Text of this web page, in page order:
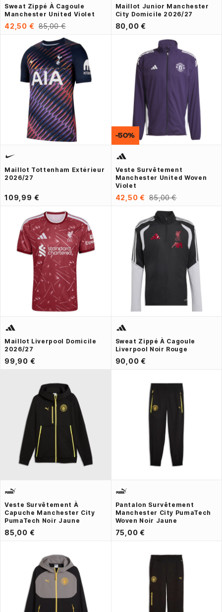
Sweat Zippé À Cagoule
Manchester United Violet
42,50 € 85,00 €
Maillot Junior Manchester
City Domicile 2026/27
80,00 €
Maillot Tottenham Extérieur
2026/27
109,99 €
Veste Survêtement
Manchester United Woven
Violet
42,50 € 85,00 €
-50%
Maillot Liverpool Domicile
2026/27
99,90 €
Sweat Zippé À Cagoule
Liverpool Noir Rouge
90,00 €
Veste Survêtement À
Capuche Manchester City
PumaTech Noir Jaune
85,00 €
Pantalon Survêtement
Manchester City PumaTech
Woven Noir Jaune
75,00 €